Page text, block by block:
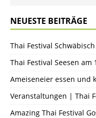
NEUESTE BEITRÄGE
Thai Festival
Thai Festival Seesen am
Ameiseneier essen und
Veranstaltungen | Thai
Amazing Thai Festival